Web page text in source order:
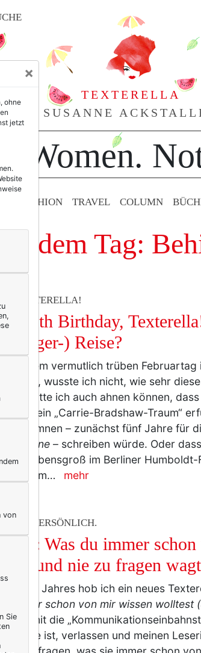
TEXTERELLA
SUSANNE
Women.
& FASHION TRAVEL COLUMN
dem Tag:
TEXTERELLA!
15th Birthday,
) Reise?
an einem vermutlich trüben
hob, wusste ich nicht, wie sehr
Wie hätte ich auch ahnen können,
mein „Carrie-Bradshaw-Traum“
Kolumnen – zunächst fünf Jahre für
Magazine – schreiben würde. Oder
lebensgroß im Berliner
in einem…
mehr
PERSÖNLICH.
Was du immer
(und nie zu fragen
dieses Jahres hob ich ein neues
immer schon von mir wissen wolltest
damit die
ist, verlassen und meinen
×
ohne
jetzt
von
Sie